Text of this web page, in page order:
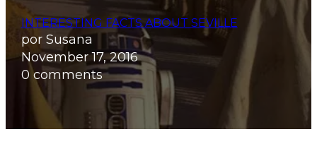
INTERESTING FACTS ABOUT SEVILLE
por Susana
November 17, 2016
0 comments